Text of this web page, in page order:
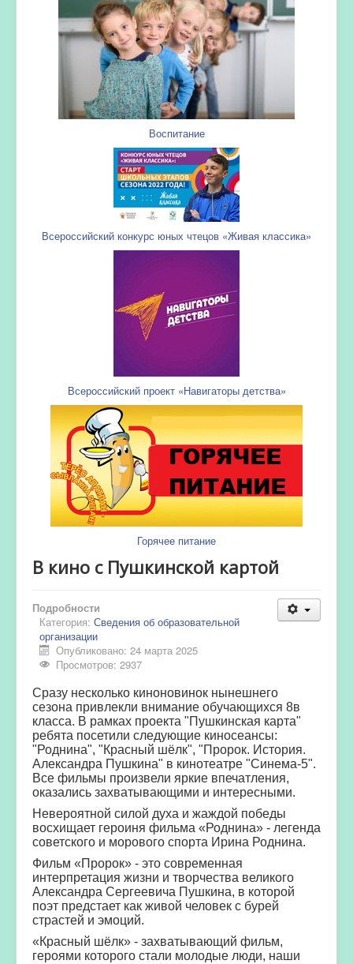
Воспитание
Всероссийский конкурс юных чтецов «Живая классика»
Всероссийский проект «Навигаторы детства»
Горячее питание
В кино с Пушкинской картой
Подробности
Категория: Сведения об образовательной
организации
Опубликовано: 24 марта 2025
Просмотров: 2937
Сразу несколько киноновинок нынешнего
сезона привлекли внимание обучающихся 8в
класса. В рамках проекта "Пушкинская карта"
ребята посетили следующие киносеансы:
"Роднина", "Красный шёлк", "Пророк. История.
Александра Пушкина" в кинотеатре "Синема-5".
Все фильмы произвели яркие впечатления,
оказались захватывающими и интересными.
Невероятной силой духа и жаждой победы
восхищает героиня фильма «Роднина» - легенда
советского и морового спорта Ирина Роднина.
Фильм «Пророк» - это современная
интерпретация жизни и творчества великого
Александра Сергеевича Пушкина, в которой
поэт предстает как живой человек с бурей
страстей и эмоций.
«Красный шёлк» - захватывающий фильм,
героями которого стали молодые люди, наши